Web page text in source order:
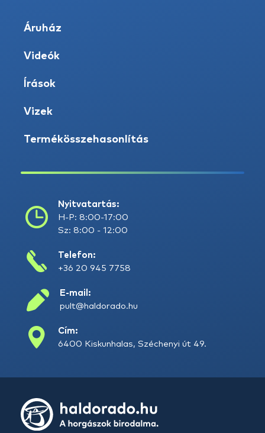
Áruház
Videók
Írások
Vizek
Termékösszehasonlítás
Nyitvatartás:
H-P: 8:00-17:00
Sz: 8:00 - 12:00
Telefon:
+36 20 945 7758
E-mail:
pult@haldorado.hu
Cím:
6400 Kiskunhalas, Széchenyi út 49.